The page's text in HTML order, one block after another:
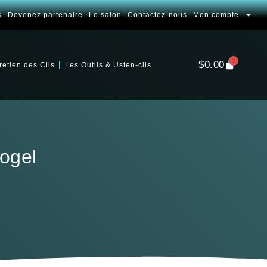
Devenez partenaire Le salon Contactez-nous Mon compte
des Cils Les Outils & Usten-cils $0.00 0